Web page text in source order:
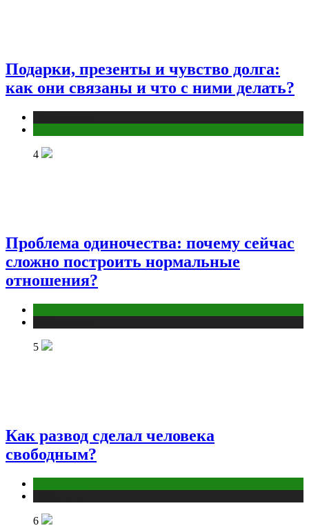
Подарки, презенты и чувство долга:
как они связаны и что с ними делать?
4
Проблема одиночества: почему сейчас
сложно построить нормальные
отношения?
5
Как развод сделал человека
свободным?
6